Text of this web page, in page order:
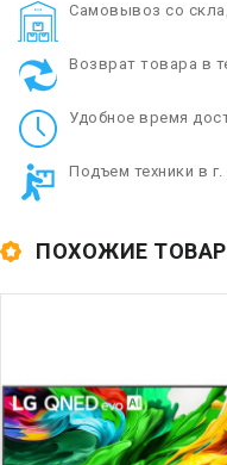
Cамовывоз со
Возврат товара в
Удобное время
Подъем техники в
ПОХОЖИЕ